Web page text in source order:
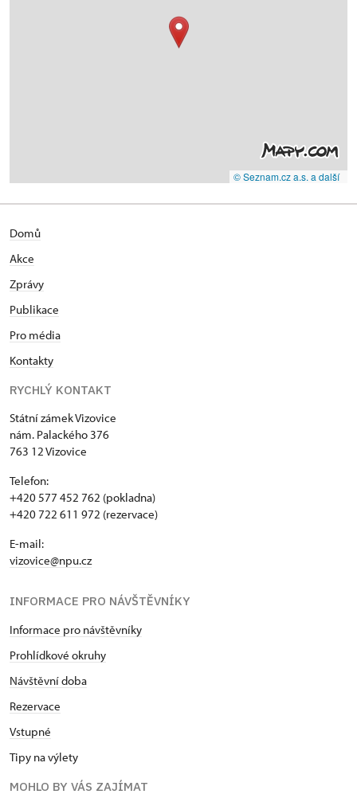
© Seznam.cz a.s. a další
Domů
Akce
Zprávy
Publikace
Pro média
Kontakty
RYCHLÝ KONTAKT
Státní zámek Vizovice
nám. Palackého 376
763 12 Vizovice
Telefon:
+420 577 452 762 (pokladna)
+420 722 611 972 (rezervace)
E-mail:
vizovice@npu.cz
INFORMACE PRO NÁVŠTĚVNÍKY
Informace pro návštěvníky
Prohlídkové okruhy
Návštěvní doba
Rezervace
Vstupné
Tipy na výlety
MOHLO BY VÁS ZAJÍMAT